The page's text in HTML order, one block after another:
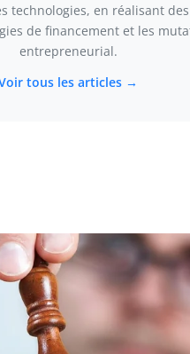
technologies, en réalisant
de financement et les
entrepreneurial.
tous les articles →